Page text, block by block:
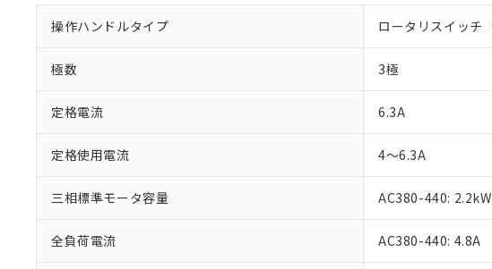
操作ハンドルタイプ ロータリスイッチ
極数 3極
定格電流 6.3A
定格使用電流 4～6.3A
三相標準モータ容量 AC380-440: 2.2kW
全負荷電流 AC380-440: 4.8A